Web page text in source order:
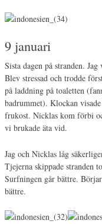
9 januari
Sista dagen på stranden.
Blev stressad och trodde
på laddning på toaletten
badrummet). Klockan
frukost. Nicklas kom förbi
vi brukade äta vid.
Jag och Nicklas låg
Tjejerna skippade stranden
Surfningen går bättre.
bättre.